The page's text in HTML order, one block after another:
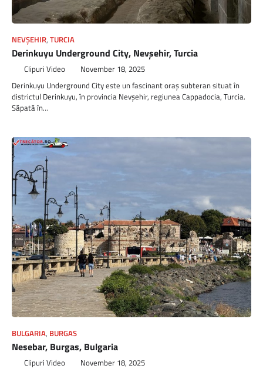
NEVŞEHIR, TURCIA
Derinkuyu Underground City, Nevşehir, Turcia
Clipuri Video November 18, 2025
Derinkuyu Underground City este un fascinant oraș subteran situat în
districtul Derinkuyu, în provincia Nevşehir, regiunea Cappadocia, Turcia.
Săpată în…
BULGARIA, BURGAS
Nesebar, Burgas, Bulgaria
Clipuri Video November 18, 2025